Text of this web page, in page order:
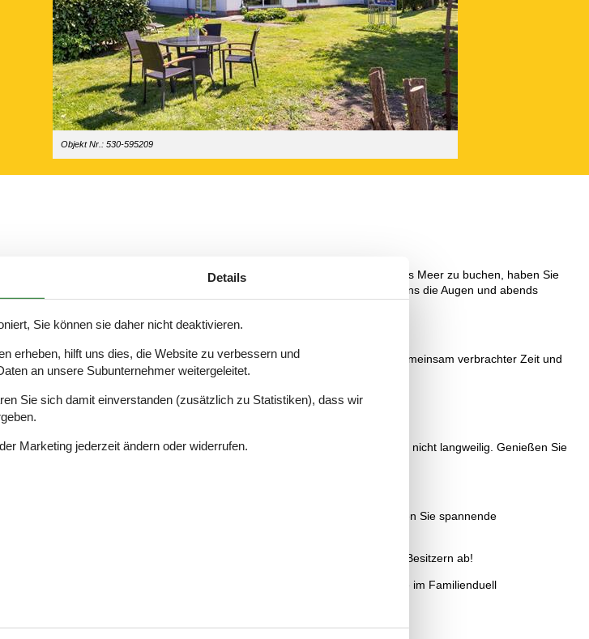
Objekt Nr.: 530-595209
Kulisse hat. Wenn Sie sich entschließen, eine Ferienwohnung mit Blick aufs Meer zu buchen, haben Sie
Bei Wellengeräusch und dem Gekreische der Möwen öffnen Sie morgens die Augen und abends
für den Familienurlaub zu buchen.
Sie sich auf eine schöne Mischung aus Urlaubserlebnissen, Ausflügen, gemeinsam verbrachter Zeit und
Aktivitäten für seine Gäste einfallen. Hier wird es ihren Kindern sicherlich nicht langweilig. Genießen Sie
Sie einen tollen Nachmittag im Kühlungsborner Bowling Center und tragen Sie spannende
an. Informieren Sie sich vor Ort und stimmen Sie einen Termin mit den Besitzern ab!
schön kniffelige Bahnen. Testen Sie ihre Geschicklichkeit und drehten Sie im Familienduell
Details
Sie können sie daher nicht deaktivieren.
erheben, hilft uns dies, die Website zu verbessern und
an unsere Subunternehmer weitergeleitet.
Sie sich damit einverstanden (zusätzlich zu Statistiken), dass wir
Marketing jederzeit ändern oder widerrufen.